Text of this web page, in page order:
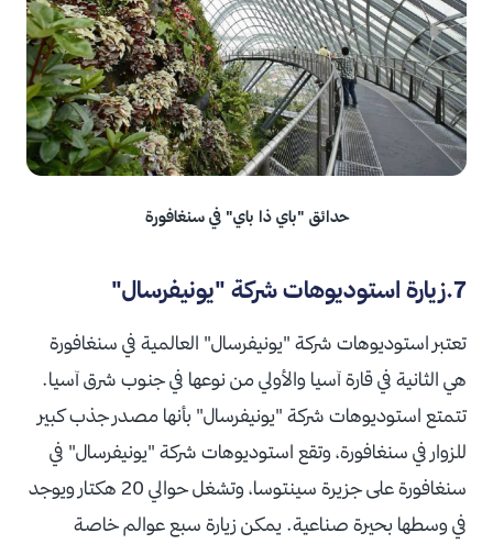
حدائق "باي ذا باي" في سنغافورة
7.زيارة استوديوهات شركة "يونيفرسال"
تعتبر استوديوهات شركة "يونيفرسال" العالمية في سنغافورة
هي الثانية في قارة آسيا والأولي من نوعها في جنوب شرق آسيا.
تتمتع استوديوهات شركة "يونيفرسال" بأنها مصدر جذب كبير
للزوار في سنغافورة، وتقع استوديوهات شركة "يونيفرسال" في
سنغافورة على جزيرة سينتوسا، وتشغل حوالي 20 هكتار ويوجد
في وسطها بحيرة صناعية. يمكن زيارة سبع عوالم خاصة